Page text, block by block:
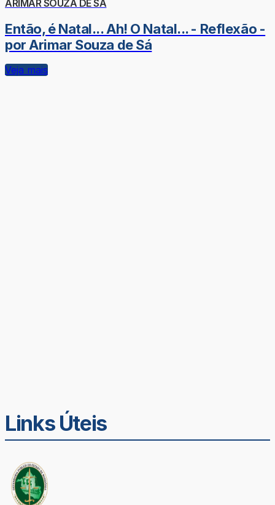
ARIMAR SOUZA DE SÁ
Então, é Natal... Ah! O Natal... - Reflexão -
por Arimar Souza de Sá
Veja mais
Links Úteis